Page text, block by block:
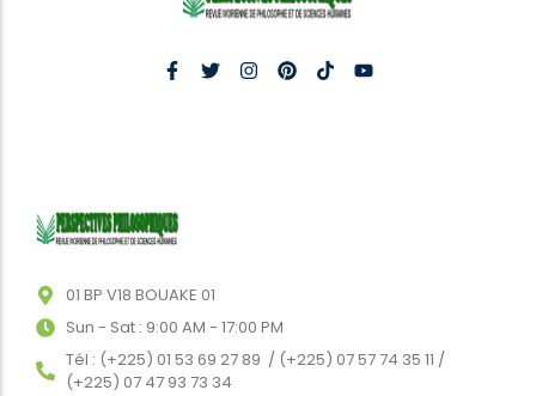
01 BP V18 BOUAKE 01
Sun - Sat : 9:00 AM - 17:00 PM
Tél : (+225) 01 53 69 27 89 / (+225) 07 57 74 35 11 /
(+225) 07 47 93 73 34